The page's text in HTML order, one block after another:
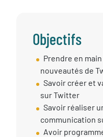
Objectifs
Objectif
session
Prendre en
nouveautés de
Savoir créer et
sur Twitter
Savoir réaliser
communication
Avoir